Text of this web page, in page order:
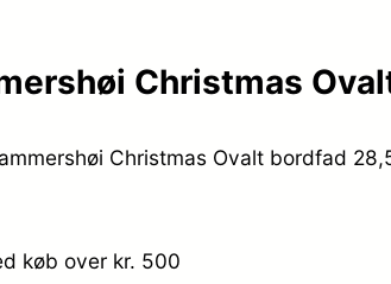
Christmas
Christmas Ovalt bordfad
køb over kr. 500